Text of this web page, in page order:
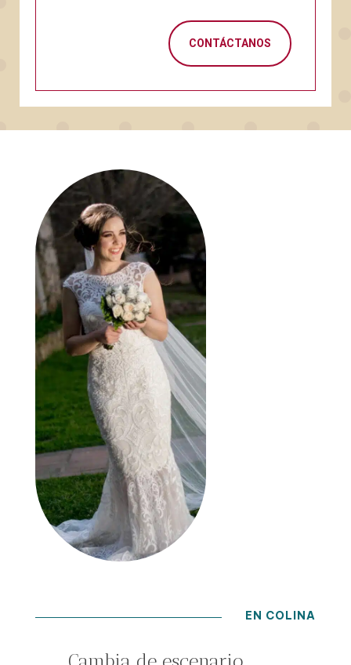
CONTÁCTANOS
EN COLINA
Cambia de escenario